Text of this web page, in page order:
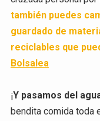
también puedes
guardado de
reciclables que
Bolsalea
¡Y pasamos del
bendita comida toda